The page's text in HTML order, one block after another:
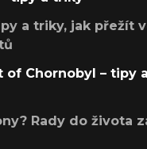
a triky, jak přežít
of Chornobyl – tipy
Rady do života